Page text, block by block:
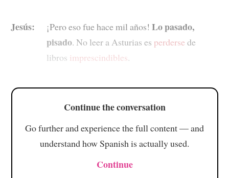
Jesús: ¡Pero eso fue hace mil años! Lo pasado,
pisado. No leer a Asturias es perderse de
libros imprescindibles.
Continue the conversation
Go further and experience the full content — and
understand how Spanish is actually used.
Continue